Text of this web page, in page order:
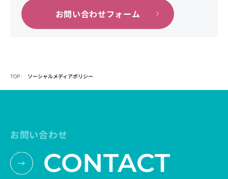
お問い合わせフォーム
TOP ソーシャルメディアポリシー
お問い合わせ
CONTACT